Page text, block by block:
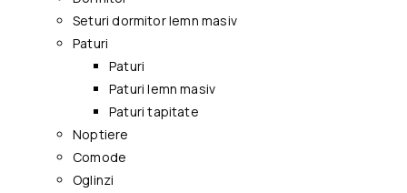
Seturi dormitor lemn masiv
Paturi
Paturi
Paturi lemn masiv
Paturi tapitate
Noptiere
Comode
Oglinzi